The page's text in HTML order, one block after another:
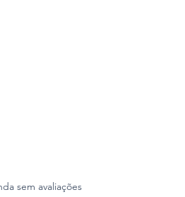
5 estrelas.
sem avaliações